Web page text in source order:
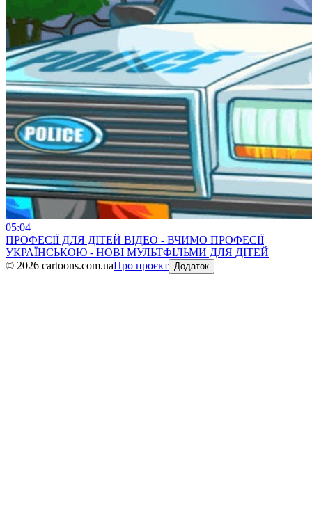
05:04
ПРОФЕСІЇ ДЛЯ ДІТЕЙ ВІДЕО - ВЧИМО ПРОФЕСІЇ
УКРАЇНСЬКОЮ - НОВІ МУЛЬТФІЛЬМИ ДЛЯ ДІТЕЙ
© 2026 cartoons.com.uaПро проєкт Додаток